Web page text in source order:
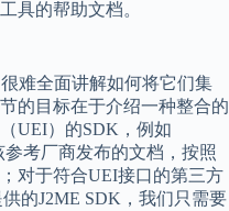
具的帮助文档。
全面讲解如何将它们集
的目标在于介绍一种整合的
UEI）的SDK，例如
考厂商发布的文档，按照
对于符合UEI接口的第三方
供的J2ME SDK，我们只需要